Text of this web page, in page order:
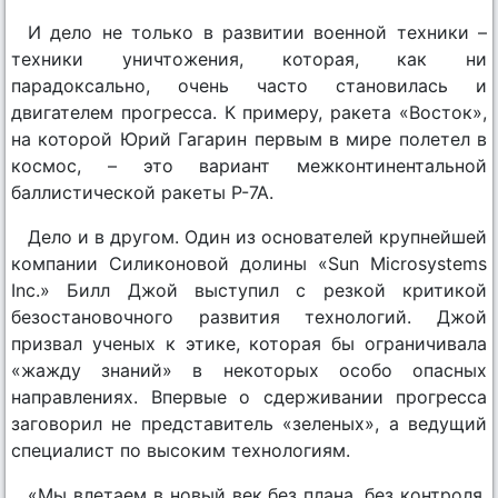
И дело не только в развитии военной техники –
техники уничтожения, которая, как ни
парадоксально, очень часто становилась и
двигателем прогресса. К примеру, ракета «Восток»,
на которой Юрий Гагарин первым в мире полетел в
космос, – это вариант межконтинентальной
баллистической ракеты Р-7А.
Дело и в другом. Один из основателей крупнейшей
компании Силиконовой долины «Sun Microsystems
Inc.» Билл Джой выступил с резкой критикой
безостановочного развития технологий. Джой
призвал ученых к этике, которая бы ограничивала
«жажду знаний» в некоторых особо опасных
направлениях. Впервые о сдерживании прогресса
заговорил не представитель «зеленых», а ведущий
специалист по высоким технологиям.